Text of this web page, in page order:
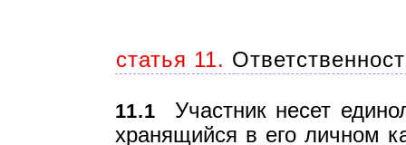
статья 11.
11.1 Участник несет
хранящийся в его личном